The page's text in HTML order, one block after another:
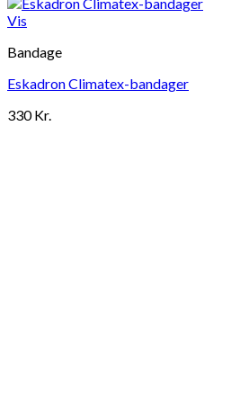
Vis
Bandage
Eskadron Climatex-bandager
330Kr.